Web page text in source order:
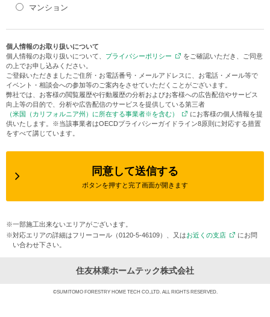
マンション
個人情報のお取り扱いについて
個人情報のお取り扱いについて、 プライバシーポリシー
をご確認いただき、ご同意
の上でお申し込みください。
ご登録いただきましたご住所・お電話番号・メールアドレスに、お電話・メール等で
イベント・相談会への参加等のご案内をさせていただくことがございます。
弊社では、お客様の閲覧履歴や行動履歴の分析およびお客様への広告配信やサービス
向上等の目的で、分析や広告配信のサービスを提供している第三者
（米国（カリフォルニア州）に所在する事業者※を含む）
にお客様の個人情報を提
供いたします。※当該事業者はOECDプライバシーガイドライン8原則に対応する措置
をすべて講じています。
同意して送信する
ボタンを押すと完了画面が開きます
※一部施工出来ないエリアがございます。
※対応エリアの詳細はフリーコール（0120-5-46109）、又はお近くの支店
にお問
い合わせ下さい。
住友林業ホームテック株式会社
©SUMITOMO FORESTRY HOME TECH CO.,LTD. ALL RIGHTS RESERVED.